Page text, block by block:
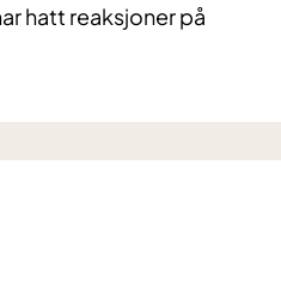
hatt reaksjoner på